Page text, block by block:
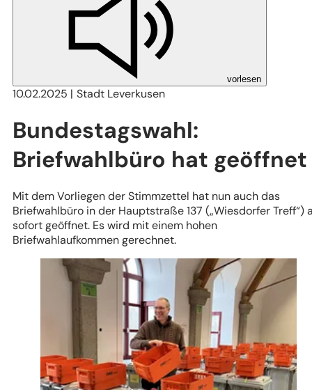
vorlesen
10.02.2025 Stadt Leverkusen
Bundestagswahl:
Briefwahlbüro hat geöffnet
Mit dem Vorliegen der Stimmzettel hat nun auch das
Briefwahlbüro in der Hauptstraße 137 („Wiesdorfer Treff“)
sofort geöffnet. Es wird mit einem hohen
Briefwahlaufkommen gerechnet.